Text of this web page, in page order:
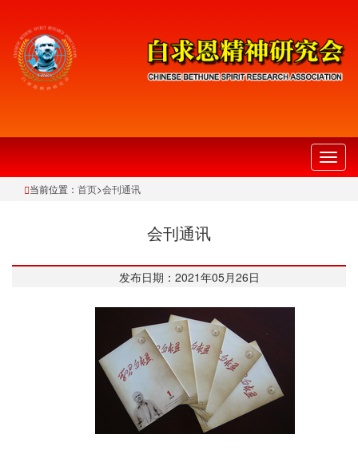
切
换
当前位置： 首页>会刊通讯
会刊通讯
发布日期：2021年05月26日